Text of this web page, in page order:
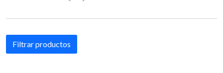
Filtrar productos